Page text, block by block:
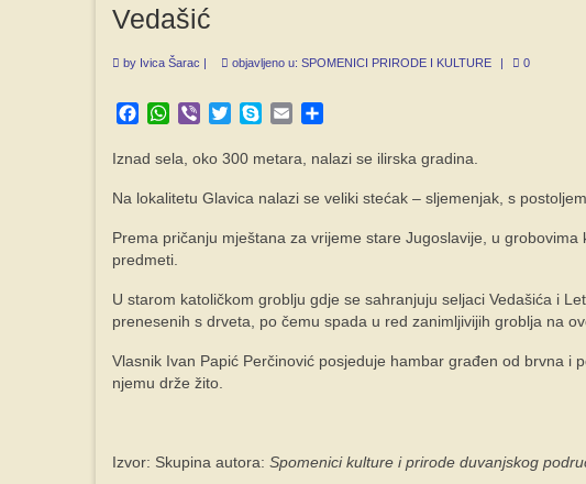
Vedašić
by Ivica Šarac | objavljeno u: SPOMENICI PRIRODE I KULTURE | 0
Facebook
WhatsApp
Viber TwitterSkypeEmail
Iznad sela, oko 300 metara, nalazi se ilirska gradina.
Na lokalitetu Glavica nalazi se veliki stećak – sljemenjak, s
Prema pričanju mještana za vrijeme stare Jugoslavije, u
predmeti.
U starom katoličkom groblju gdje se sahranjuju seljaci Vedašića i
prenesenih s drveta, po čemu spada u red zanimljivijih groblja na
Vlasnik Ivan Papić Perčinović posjeduje hambar građen od brvna i
njemu drže žito.
Izvor: Skupina autora: Spomenici kulture i prirode duvanjskog